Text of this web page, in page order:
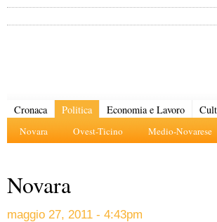
Cronaca Politica
Novara Ovest-Ticino Medio-Novarese
Economia e Lavoro
Novara
maggio 27, 2011 - 4:43pm